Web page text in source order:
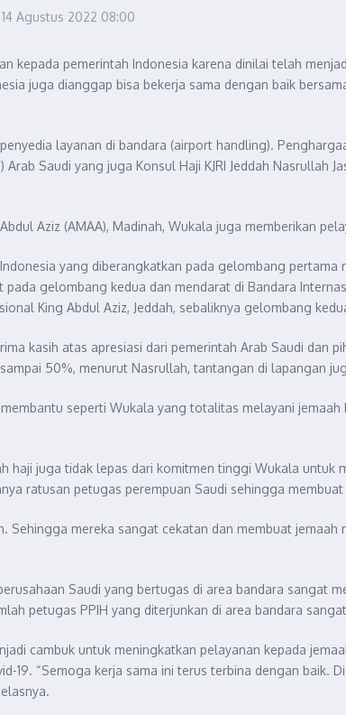
14 Agustus 2022 08:00
kepada pemerintah Indonesia karena dinilai telah
juga dianggap bisa bekerja sama dengan baik
layanan di bandara (airport handling).
Saudi yang juga Konsul Haji KJRI Jeddah
Aziz (AMAA), Madinah, Wukala juga memberikan
yang diberangkatkan pada gelombang pertama
gelombang kedua dan mendarat di Bandara
King Abdul Aziz, Jeddah, sebaliknya gelombang
kasih atas apresiasi dari pemerintah Arab Saudi dan
50%, menurut Nasrullah, tantangan di lapangan
seperti Wukala yang totalitas melayani
haji juga tidak lepas dari komitmen tinggi Wukala untuk
ratusan petugas perempuan Saudi sehingga
Sehingga mereka sangat cekatan dan membuat
Saudi yang bertugas di area bandara sangat
petugas PPIH yang diterjunkan di area bandara
cambuk untuk meningkatkan pelayanan kepada
19. “Semoga kerja sama ini terus terbina dengan